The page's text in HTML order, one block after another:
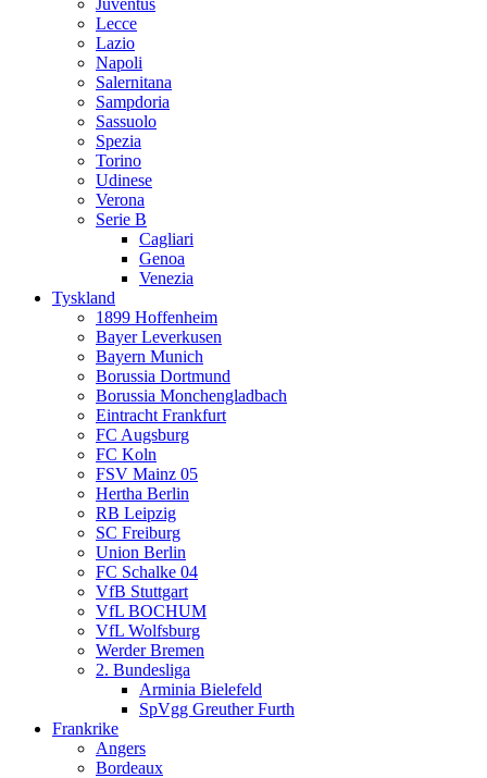
Lecce
Lazio
Napoli
Salernitana
Sampdoria
Sassuolo
Spezia
Torino
Udinese
Verona
Serie B
Cagliari
Genoa
Venezia
Tyskland
1899 Hoffenheim
Bayer Leverkusen
Bayern Munich
Borussia Dortmund
Borussia Monchengladbach
Eintracht Frankfurt
FC Augsburg
FC Koln
FSV Mainz 05
Hertha Berlin
RB Leipzig
SC Freiburg
Union Berlin
FC Schalke 04
VfB Stuttgart
VfL BOCHUM
VfL Wolfsburg
Werder Bremen
2. Bundesliga
Arminia Bielefeld
SpVgg Greuther Furth
Frankrike
Angers
Bordeaux